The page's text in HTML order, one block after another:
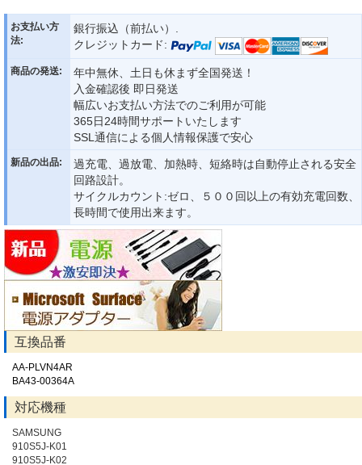
お支払い方
法:
銀行振込（前払い）.
クレジットカード:
商品の発送:
年中無休、土日も休まず全国発送！
入金確認後 即日発送
幅広いお支払い方法でのご利用が可能
365日24時間サポートいたします
SSL通信による個人情報保護で安心
新品の出品:
過充電、過放電、加熱時、短絡時は自動停止される安全
回路設計。
サイクルカウント:ゼロ、５００回以上の有効充電回数、
長時間で使用出来ます。
互換品番
AA-PLVN4AR
BA43-00364A
対応機種
SAMSUNG
910S5J-K01
910S5J-K02